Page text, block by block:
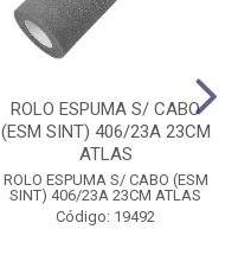
ROLO ESPUMA S/ CABO
(ESM SINT) 406/23A 23CM
ATLAS
ROLO ESPUMA S/ CABO (ESM
SINT) 406/23A 23CM ATLAS
Código: 19492